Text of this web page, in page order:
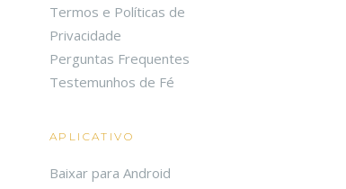
Termos e Políticas de
Privacidade
Perguntas Frequentes
Testemunhos de Fé
APLICATIVO
Baixar para Android